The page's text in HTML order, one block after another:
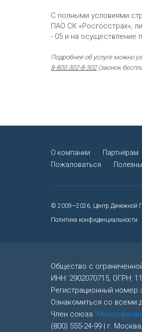
С полными условиями
ПАО СК «Росгосстрах»,
- 05 и на осуществление
Подробнее об услуге можно
8-800 302-8-302(звонок
О компании Партнёрам
Пожаловаться
© 2009—2026, Центр Денежной
Политика конфиденциальности
Общество с
ИНН: 2902070715, ОГРН:
Регистрационный номер
Ознакомиться со
Член союза
(800) 555-24-99 | г.